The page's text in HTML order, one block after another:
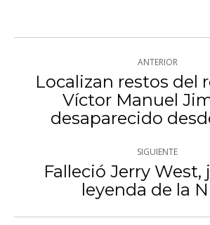
Navegación
entre
publicaciones
ANTERIOR
anterior:
Localizan restos del
Víctor Manuel
desaparecido
SIGUIENTE
siguiente:
Falleció Jerry
leyenda de la